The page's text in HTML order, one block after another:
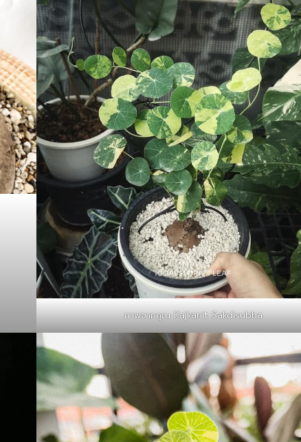
ภาพจากคุณ Kajkanit Sakdisubha